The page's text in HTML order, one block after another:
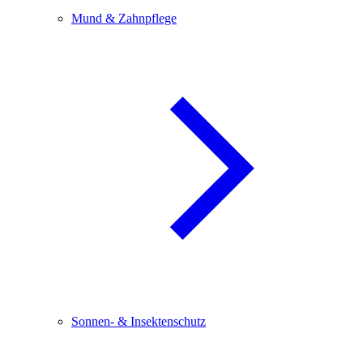
Mund & Zahnpflege
Sonnen- & Insektenschutz